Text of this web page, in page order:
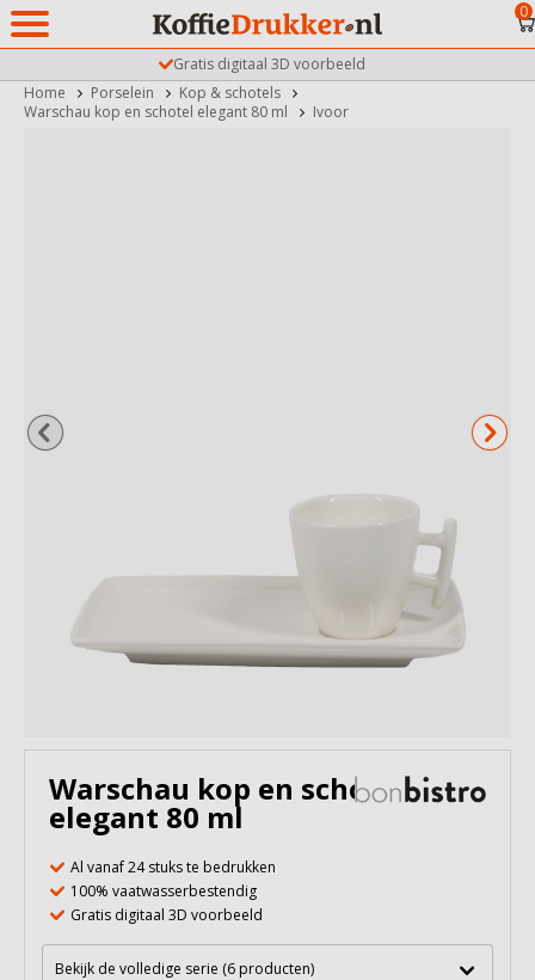
Gratis digitaal 3D voorbeeld
0
Home Porselein
Kop & schotels
Warschau kop en schotel elegant 80 ml
Ivoor
Warschau kop en schotel
elegant 80 ml
Al vanaf 24 stuks te bedrukken
100% vaatwasserbestendig
Gratis digitaal 3D voorbeeld
Bekijk de volledige serie (6 producten)